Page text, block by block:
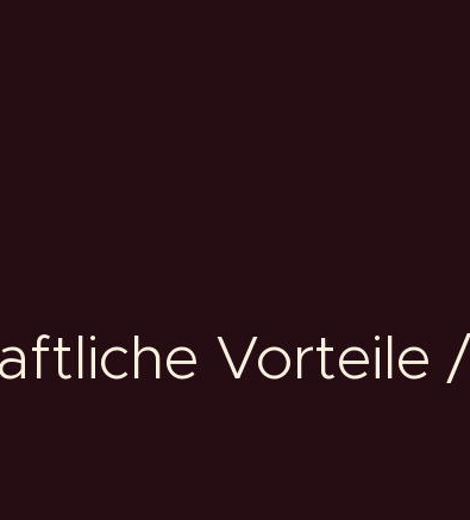
Vorteile /